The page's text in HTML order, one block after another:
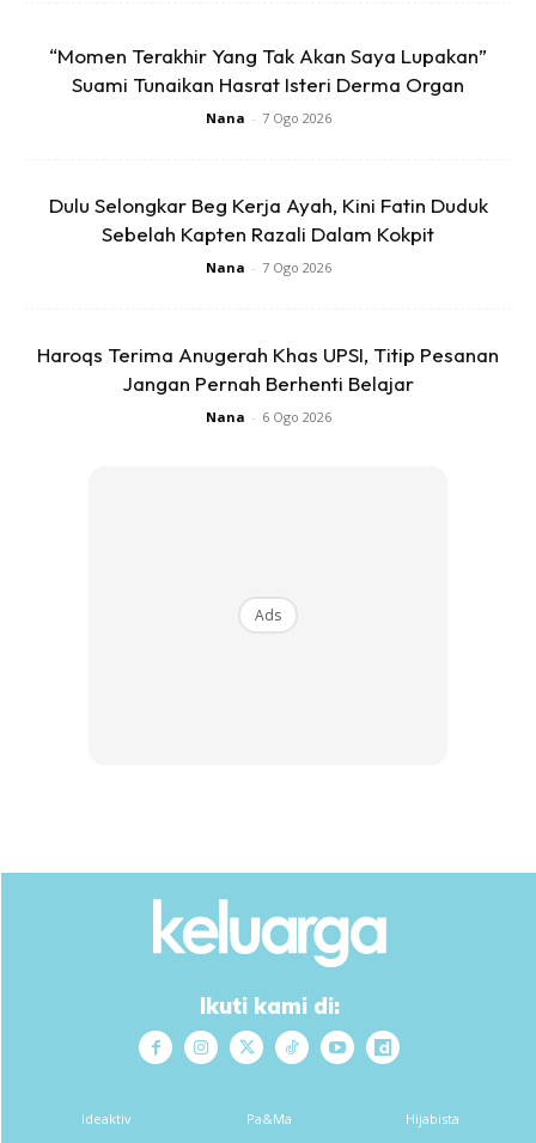
Ads
mempunyai GI yang tinggi dan perlu dielakkan jika anda nak
turunkan berat badan mahupun nak mengawal tahap gula
GI Tinggi : 70-100
GI Sederhana : 56 – 69
“Momen Terakhir Yang Tak Akan Saya Lupakan”
Suami Tunaikan Hasrat Isteri Derma Organ
Nana - 7 Ogo 2026
Dulu Selongkar Beg Kerja Ayah, Kini Fatin Duduk
Sebelah Kapten Razali Dalam Kokpit
Nana - 7 Ogo 2026
Haroqs Terima Anugerah Khas UPSI, Titip Pesanan
Jangan Pernah Berhenti Belajar
Nana - 6 Ogo 2026
Ads
Ikuti kami di:
Ideaktiv Pa&Ma Hijabista